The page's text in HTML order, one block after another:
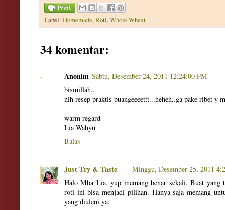
Label: Homemade,Roti,Whole Wheat
34 komentar:
Anonim Sabtu, Desember 24, 2011 12:24:00 PM
bismillah..
nih resep praktis buangeeeettt...heheh..ga pake ribet y
warm regard
Lia Wahyu
Balas
Just Try & Taste
Minggu, Desember 25, 2011
Halo Mba Lia, yup memang benar sekali. Buat yang
roti ini bisa menjadi pilihan. Hanya saja memang
yang diuleni ya.